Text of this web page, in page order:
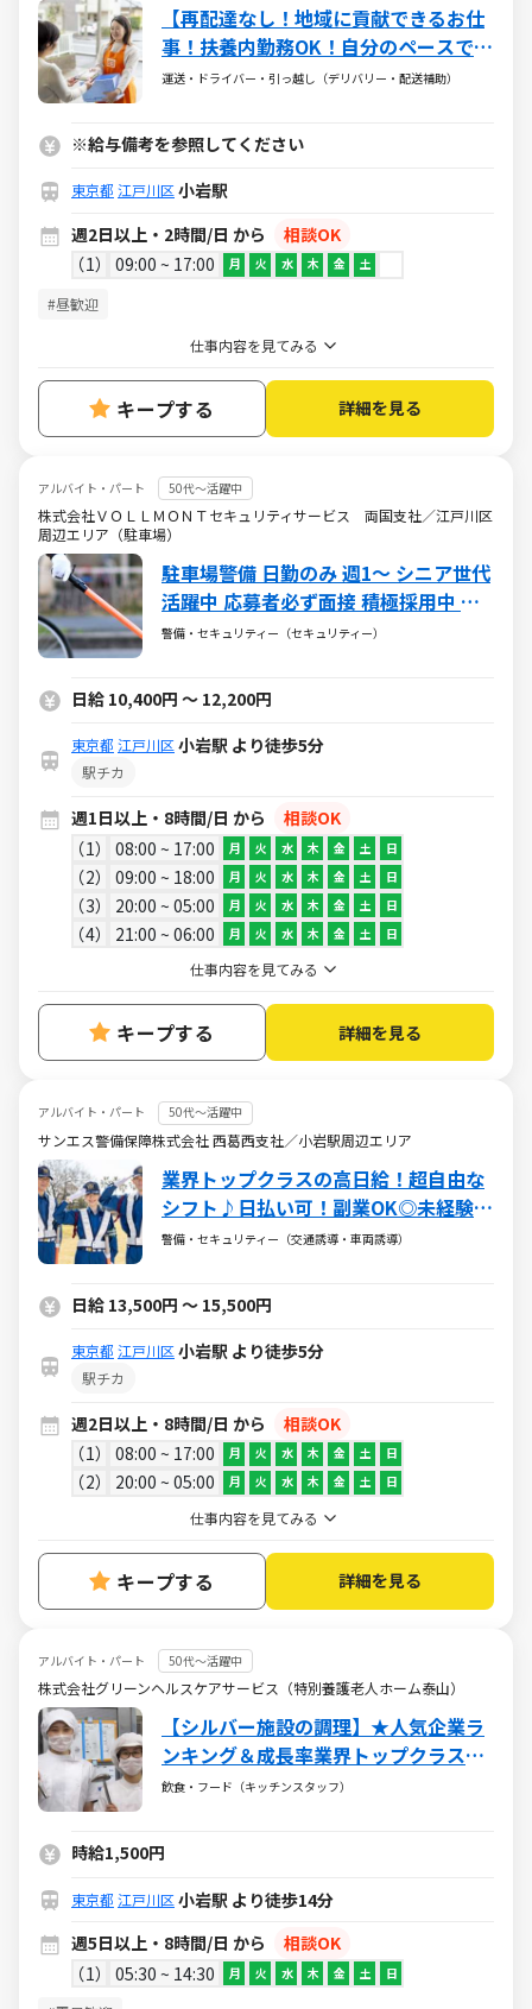
【再配達なし！地域に貢献できるお仕
事！扶養内勤務OK！自分のペースで働
ける】ワタミの宅食「まごころさん」
♪幅広い世代の方が活躍されていま
す！！
運送・ドライバー・引っ越し（デリバリー・配送補助）
※給与備考を参照してください
東京都 江戸川区 小岩駅
週2日以上・2時間/日 から
相談OK
1
09:00 ~ 17:00 月 火 水 木 金 土
#昼歓迎
仕事内容を見てみる
キープする 詳細を見る
アルバイト・パート 50代～活躍中
株式会社ＶＯＬＬＭＯＮＴセキュリティサービス 両国支社／江戸川区
周辺エリア（駐車場）
駐車場警備 日勤のみ 週1～ シニア世代
活躍中 応募者必ず面接 積極採用中 未
経験大歓迎 年齢・性別・経験・体力問
警備・セキュリティー（セキュリティー）
日給 10,400円 ～ 12,200円
東京都 江戸川区 小岩駅 より徒歩5分
駅チカ
週1日以上・8時間/日 から
相談OK
1
08:00 ~ 17:00 月 火 水 木 金 土 日
2 09:00 ~ 18:00 月 火 水 木 金 土 日
3 20:00 ~ 05:00 月 火 水 木 金 土 日
4 21:00 ~ 06:00 月 火 水 木 金 土 日
仕事内容を見てみる
キープする 詳細を見る
アルバイト・パート 50代～活躍中
サンエス警備保障株式会社 西葛西支社／小岩駅周辺エリア
業界トップクラスの高日給！超自由な
シフト♪日払い可！副業OK◎未経験大
歓迎
警備・セキュリティー（交通誘導・車両誘導）
日給 13,500円 ～ 15,500円
東京都 江戸川区 小岩駅 より徒歩5分
駅チカ
週2日以上・8時間/日 から
相談OK
1
08:00 ~ 17:00 月 火 水 木 金 土 日
2 20:00 ~ 05:00 月 火 水 木 金 土 日
仕事内容を見てみる
キープする 詳細を見る
アルバイト・パート 50代～活躍中
株式会社グリーンヘルスケアサービス（特別養護老人ホーム泰山）
【シルバー施設の調理】★人気企業ラ
ンキング＆成長率業界トップクラス★
ブランクOK★お得な社割★安定の老舗
飲食・フード（キッチンスタッフ）
時給1,500円
東京都 江戸川区 小岩駅 より徒歩14分
週5日以上・8時間/日 から
相談OK
1
05:30 ~ 14:30 月 火 水 木 金 土 日